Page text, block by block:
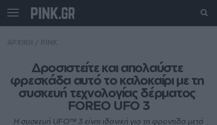
Δροσιστείτε και απολαύστε
φρεσκάδα αυτό το καλοκαίρι με τη
συσκευή τεχνολογίας δέρματος
FOREO UFO 3
Η συσκευή UFO™ 3 είναι ιδανική για τη φροντίδα μετά